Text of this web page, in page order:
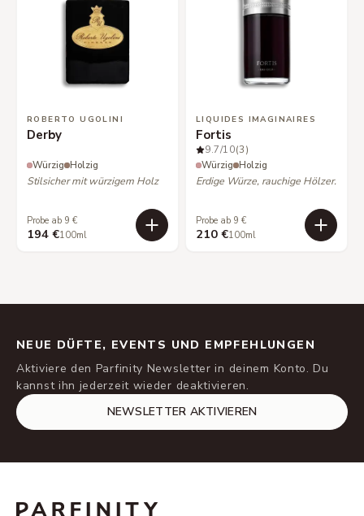
ROBERTO UGOLINI
Derby
Würzig Holzig
Stilsicher mit würzigem Holz
Probe ab 9 €
194 €100ml
LIQUIDES IMAGINAIRES
Fortis
9.7/10(3)
Würzig Holzig
Erdige Würze, rauchige Hölzer.
Probe ab 9 €
210 €100ml
NEUE DÜFTE, EVENTS UND EMPFEHLUNGEN
Aktiviere den Parfinity Newsletter in deinem Konto. Du
kannst ihn jederzeit wieder deaktivieren.
NEWSLETTER AKTIVIEREN